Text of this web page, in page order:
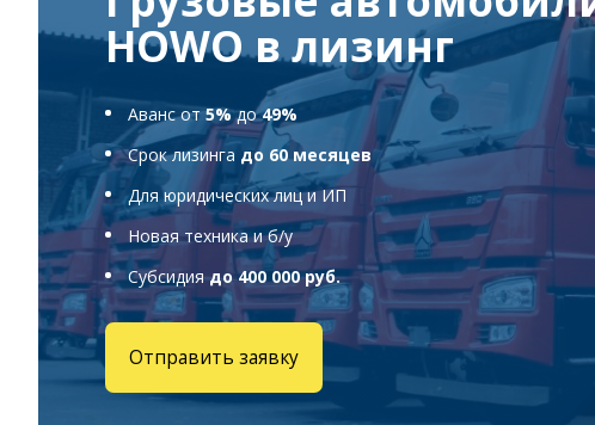
HOWO в лизинг
Аванс от5%до49%
Срок лизинга до 60 месяцев
Для юридических лиц и ИП
Новая техника и б/у
Субсидиядо 400 000 руб.
Отправить заявку